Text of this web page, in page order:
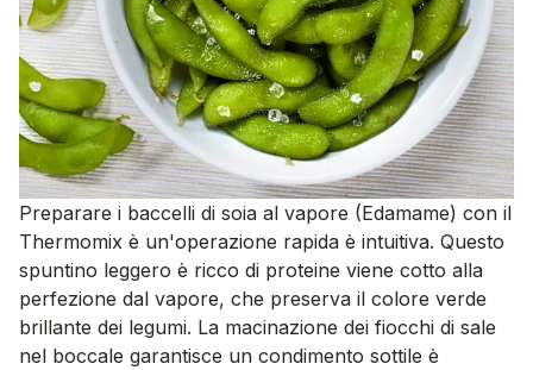
Preparare i baccelli di soia al vapore (Edamame) con il
Thermomix è un'operazione rapida è intuitiva. Questo
spuntino leggero è ricco di proteine viene cotto alla
perfezione dal vapore, che preserva il colore verde
brillante dei legumi. La macinazione dei fiocchi di sale
nel boccale garantisce un condimento sottile è